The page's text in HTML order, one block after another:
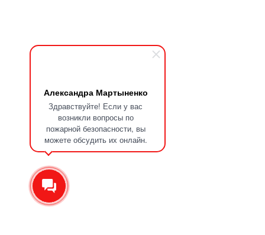
Александра Мартыненко
Здравствуйте! Если у вас
возникли вопросы по
пожарной безопасности, вы
можете обсудить их онлайн.